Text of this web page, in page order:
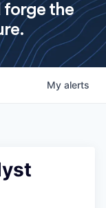
forge the
My alerts